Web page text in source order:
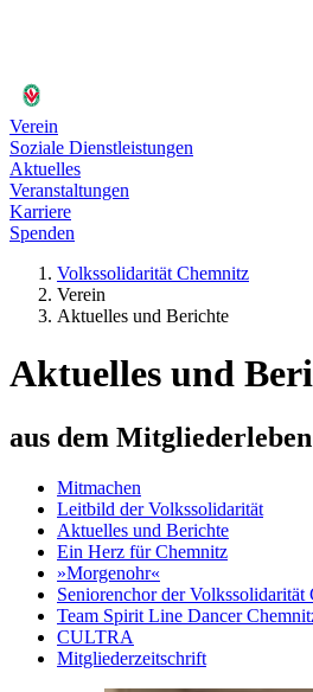
Verein
Soziale Dienstleistungen
Aktuelles
Veranstaltungen
Karriere
Spenden
Volkssolidarität Chemnitz
Verein
Aktuelles und Berichte
Aktuelles und
aus dem Mitgliederleben
Mitmachen
Leitbild der Volkssolidarität
Aktuelles und Berichte
Ein Herz für Chemnitz
»Morgenohr«
Seniorenchor der Volkssolidarität
Team Spirit Line Dancer
CULTRA
Mitgliederzeitschrift